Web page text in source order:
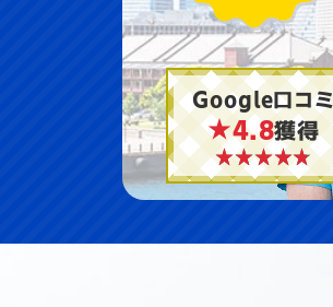
Google口コミ
★4.8獲得